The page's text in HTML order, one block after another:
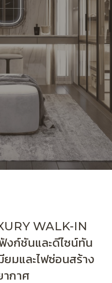
WALK-IN
งก์ชันและดีไซน์ทัน
มและไฟซ่อนสร้าง
ากาศ